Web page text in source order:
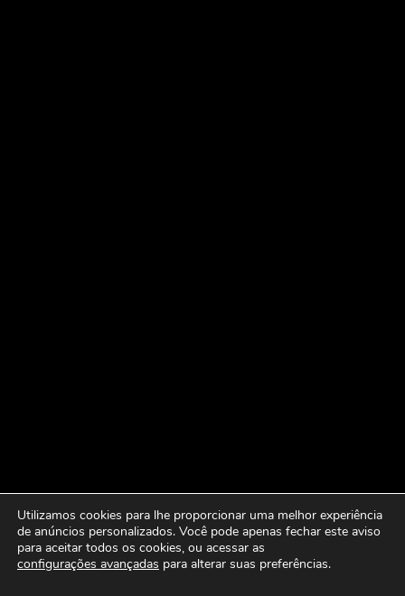
Utilizamos cookies para lhe proporcionar uma melhor experiência
de anúncios personalizados. Você pode apenas fechar este aviso
para aceitar todos os cookies, ou acessar as
configurações avançadas para alterar suas preferências.